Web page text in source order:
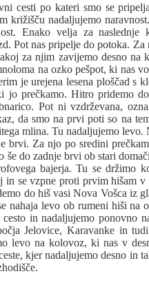
cesti po kateri smo se
križišču nadaljujemo
Enako velja za naslednje
Pot nas pripelje do potoka.
za njim zavijemo desno na
na ozko pešpot, ki nas
je urejena lesena ploščad s
jo prečkamo. Hitro pridemo
Pot ni vzdrževana,
da smo na prvi poti so na
mlina. Tu nadaljujemo levo.
brvi. Za njo po sredini
še do zadnje brvi ob stari
bajerja. Tu se držimo
se vzpne proti prvim hišam v
do hiš vasi Nova Vošca iz
nahaja levo ob rumeni hiši na
in nadaljujemo ponovno
Jelovice, Karavanke in
levo na kolovoz, ki nas v
kjer nadaljujemo desno in